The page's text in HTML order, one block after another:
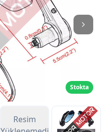
Stokta
Resim